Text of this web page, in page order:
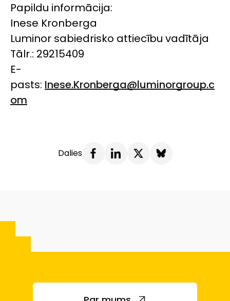
Papildu informācija:
Inese Kronberga
Luminor sabiedrisko attiecību vadītāja
Tālr.: 29215409
E-
pasts: Inese.Kronberga@luminorgroup.c
om
Dalies